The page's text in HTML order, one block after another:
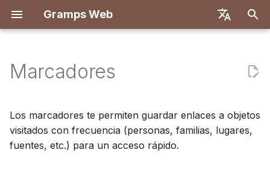
Gramps Web
Español
简体中文
i
a
Características
Primeros pasos
Probar localmente
Instalación e
Docker con Let's
DigitalOcean
Configuración del
Autenticación OIDC
Introducción
Crear cuenta de
propietario
Registro
Primer inicio de sesión
Búsqueda
Árbol genealógico
Cronología
Agregar archivos
Etiquetar personas en
fotos
Descripción general
Coincidencias de ADN
Navegador de
Agregar y eliminar
Ver marcadores
Filtros GQL
Asistente de IA
Búsqueda externa
Configuración de usuario
Atajos de teclado
Notificaciones
Descripción general
Backend
Configuración de
desarrollo
Frontend
Configuración de
desarrollo
Marcadores
Los marcadores te permiten guardar enlaces a objetos
visitados con frecuencia (personas, familias, lugares,
fuentes, etc.) para un acceso rápido.